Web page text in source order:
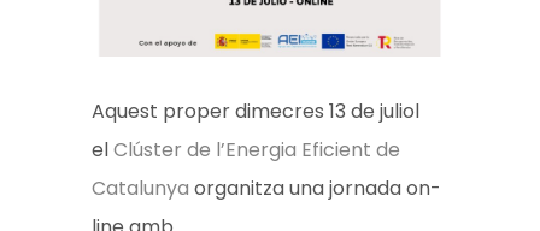
Aquest proper dimecres 13 de juliol
elClúster de l’Energia Eficient de
Catalunya organitza una jornada on-